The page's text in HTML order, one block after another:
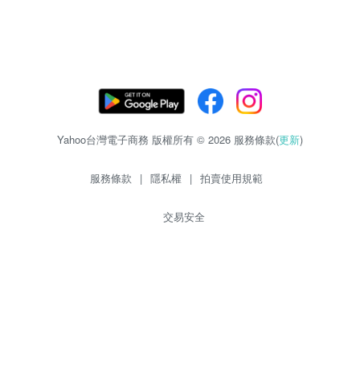
Yahoo台灣電子商務 版權所有 © 2026 服務條款(更新)
服務條款 | 隱私權 | 拍賣使用規範
交易安全